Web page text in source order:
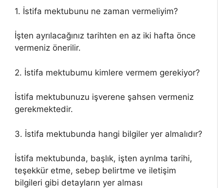
1. İstifa mektubunu ne zaman vermeliyim?
İşten ayrılacağınız tarihten en az iki hafta önce
vermeniz önerilir.
2. İstifa mektubumu kimlere vermem gerekiyor?
İstifa mektubunuzu işverene şahsen vermeniz
gerekmektedir.
3. İstifa mektubunda hangi bilgiler yer almalıdır?
İstifa mektubunda, başlık, işten ayrılma tarihi,
teşekkür etme, sebep belirtme ve iletişim
bilgileri gibi detayların yer alması